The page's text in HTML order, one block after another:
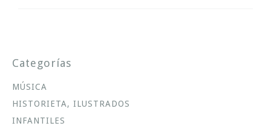
Categorías
MÚSICA
HISTORIETA, ILUSTRADOS
INFANTILES